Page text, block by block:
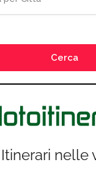
Cerca
Itinerari nelle